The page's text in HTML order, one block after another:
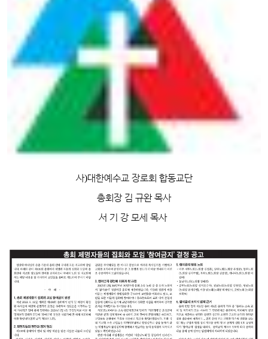
사)대한예수교 장로회 합동교단
총회장 김 규완 목사
서 기 강 모세 목사